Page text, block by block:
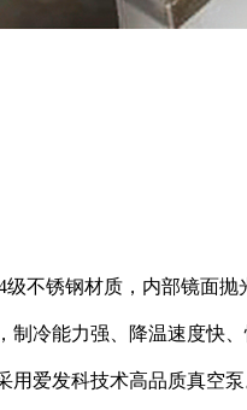
不锈钢材质，内部镜面抛
制冷能力强、降温速度快、
用爱发科技术高品质真空泵